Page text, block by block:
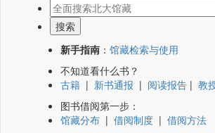
新手指南 ： 馆藏检索与使用
不知道看什么书？
古籍 | 新书通报 | 阅读报告 | 教
图书借阅第一步：
馆藏分布 | 借阅制度 | 借阅方法